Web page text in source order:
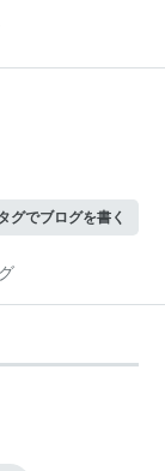
グでブログを書く